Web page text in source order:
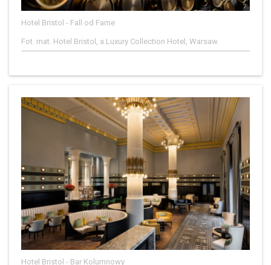
Hotel Bristol - Fall od Fame
Fot. mat. Hotel Bristol, a Luxury Collection Hotel, Warsaw
Hotel Bristol - Bar Kolumnowy